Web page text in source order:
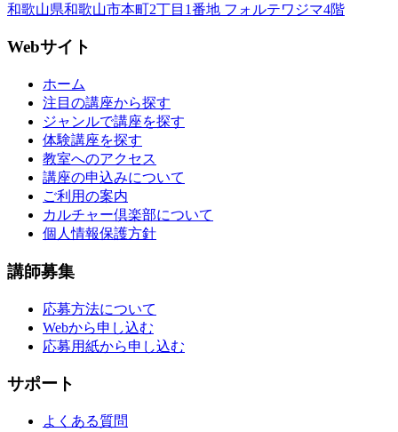
和歌山県和歌山市本町2丁目1番地 フォルテワジマ4階
Webサイト
ホーム
注目の講座から探す
ジャンルで講座を探す
体験講座を探す
教室へのアクセス
講座の申込みについて
ご利用の案内
カルチャー倶楽部について
個人情報保護方針
講師募集
応募方法について
Webから申し込む
応募用紙から申し込む
サポート
よくある質問